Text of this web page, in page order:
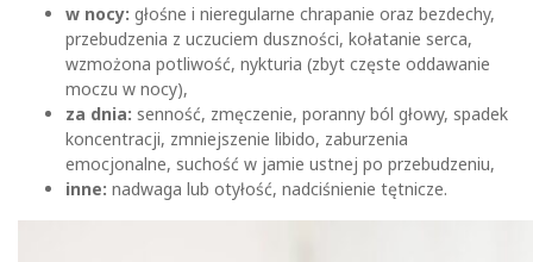
w nocy: głośne i nieregularne chrapanie oraz bezdechy,
przebudzenia z uczuciem duszności, kołatanie serca,
wzmożona potliwość, nykturia (zbyt częste oddawanie
moczu w nocy),
za dnia: senność, zmęczenie, poranny ból głowy, spadek
koncentracji, zmniejszenie libido, zaburzenia
emocjonalne, suchość w jamie ustnej po przebudzeniu,
inne: nadwaga lub otyłość, nadciśnienie tętnicze.